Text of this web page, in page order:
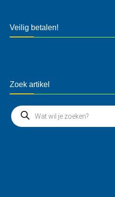
Veilig betalen!
Zoek artikel